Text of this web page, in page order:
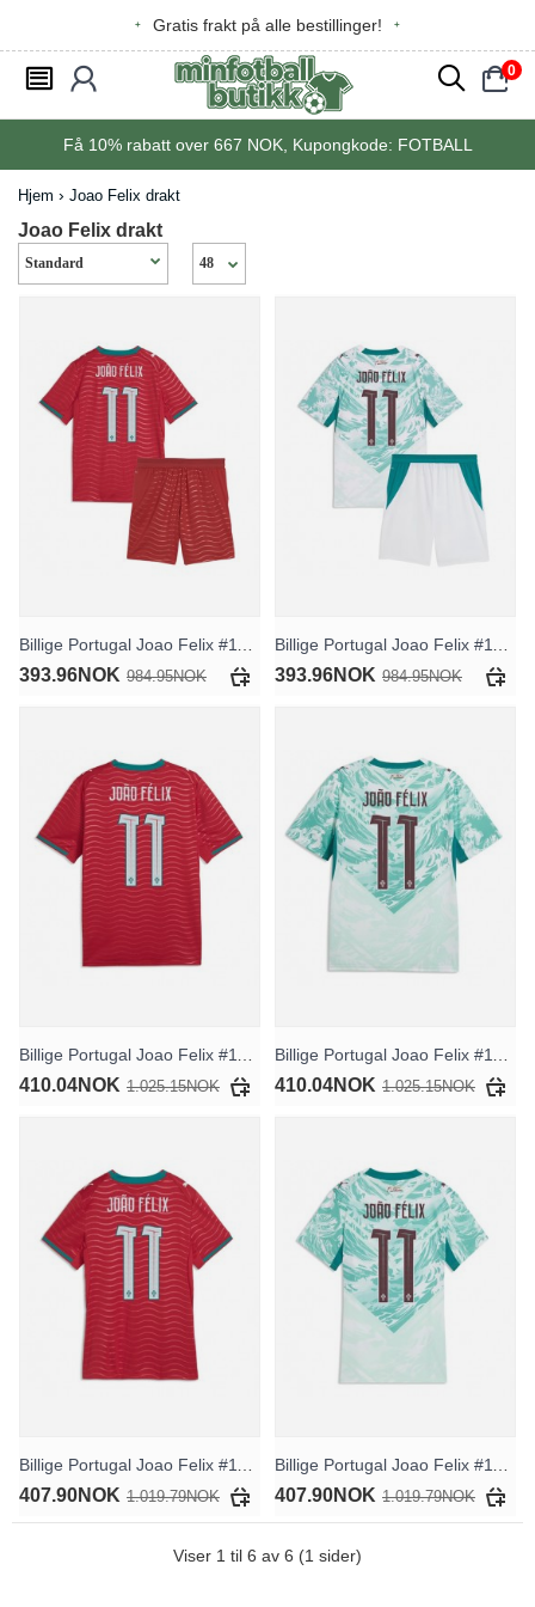
Gratis frakt på alle bestillinger!
󰂩 󰃳 󰂨 0
󰃠
Få 10%rabatt over 667 NOK, Kupongkode: FOTBALL
Hjem Joao Felix drakt
Joao Felix drakt
393.96NOK 984.95NOK 393.96NOK 984.95NOK
410.04NOK 1.025.15NOK 410.04NOK 1.025.15NOK
407.90NOK 1.019.79NOK 407.90NOK 1.019.79NOK
Viser 1 til 6 av 6 (1 sider)